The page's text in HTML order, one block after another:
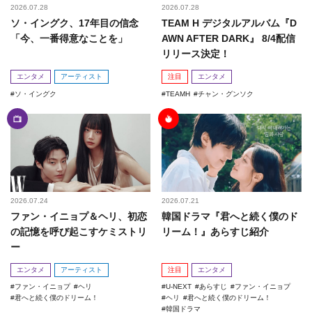
2026.07.28
ソ・イングク、17年目の信念
「今、一番得意なことを」
エンタメ アーティスト
ソ・イングク
2026.07.28
TEAM H デジタルアルバム『D
AWN AFTER DARK』 8/4配信
リリース決定！
注目 エンタメ
TEAMH チャン・グンソク
2026.07.24
ファン・イニョプ＆ヘリ、初恋
の記憶を呼び起こすケミストリ
ー
エンタメ アーティスト
ファン・イニョプ
ヘリ
君へと続く僕のドリーム！
2026.07.21
韓国ドラマ『君へと続く僕のド
リーム！』あらすじ紹介
注目 エンタメ
U-NEXT あらすじ
ファン・イニョプ
ヘリ
君へと続く僕のドリーム！
韓国ドラマ